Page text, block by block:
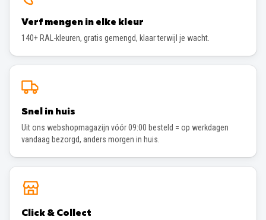
Verf mengen in elke kleur
140+ RAL-kleuren, gratis gemengd, klaar terwijl je wacht.
Snel in huis
Uit ons webshopmagazijn vóór 09:00 besteld = op werkdagen
vandaag bezorgd, anders morgen in huis.
Click & Collect